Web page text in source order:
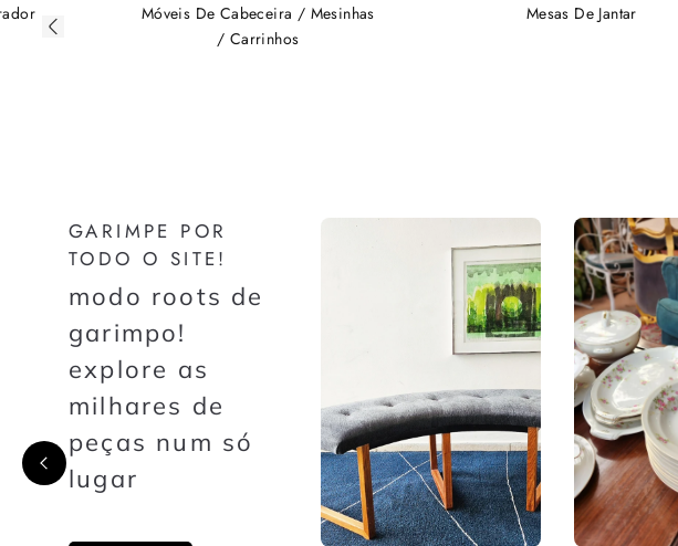
Mesas De Jantar Escrivaninhas / Penteadeiras
GARIMPE POR
TODO O SITE!
modo roots de
garimpo!
explore as
milhares de
peças num só
lugar